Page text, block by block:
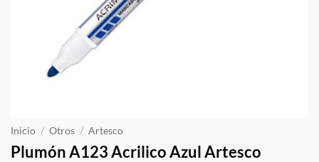
Inicio / Otros / Artesco
Plumón A123 Acrilico Azul Artesco